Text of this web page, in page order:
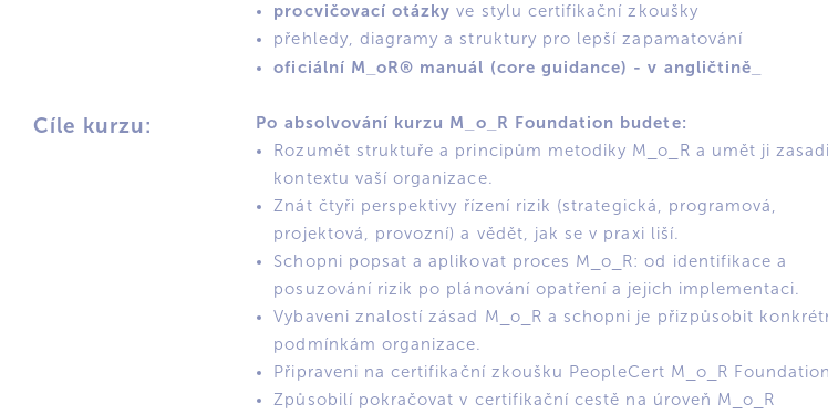
procvičovací otázky ve stylu certifikační zkoušky
přehledy, diagramy a struktury pro lepší zapamatování
oficiální M_oR® manuál (core guidance) - v angličtině_
Cíle kurzu: Po absolvování kurzu M_o_R Foundation budete:
Rozumět struktuře a principům metodiky M_o_R a umět ji
kontextu vaší organizace.
Znát čtyři perspektivy řízení rizik (strategická, programová,
projektová, provozní) a vědět, jak se v praxi liší.
Schopni popsat a aplikovat proces M_o_R: od identifikace a
posuzování rizik po plánování opatření a jejich implementaci.
Vybaveni znalostí zásad M_o_R a schopni je přizpůsobit
podmínkám organizace.
Připraveni na certifikační zkoušku PeopleCert M_o_R Foundation.
Způsobilí pokračovat v certifikační cestě na úroveň M_o_R